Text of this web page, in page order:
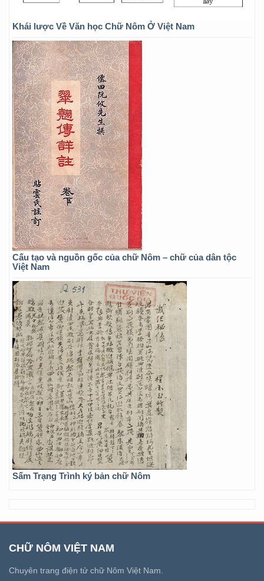
Khái lược Về Văn học Chữ Nôm Ở Việt Nam
Cấu tạo và nguồn gốc của chữ Nôm – chữ của dân tộc
Việt Nam
Sấm Trạng Trình ký bản chữ Nôm
CHỮ NÔM VIỆT NAM
Chuyên trang điện tử chữ Nôm Việt Nam.